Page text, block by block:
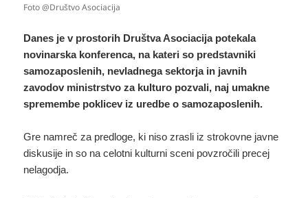
Foto @Društvo Asociacija
Danes je v prostorih Društva Asociacija potekala
novinarska konferenca, na kateri so predstavniki
samozaposlenih, nevladnega sektorja in javnih
zavodov ministrstvo za kulturo pozvali, naj umakne
spremembe poklicev iz uredbe o samozaposlenih.
Gre namreč za predloge, ki niso zrasli iz strokovne javne
diskusije in so na celotni kulturni sceni povzročili precej
nelagodja.